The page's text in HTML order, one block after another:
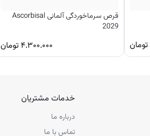
تومان
قرص سرماخوردگی آلمانی Ascorbisal
2029
۴.۳۰۰.۰۰۰ تومان
خدمات مشتریان
درباره ما
تماس با ما